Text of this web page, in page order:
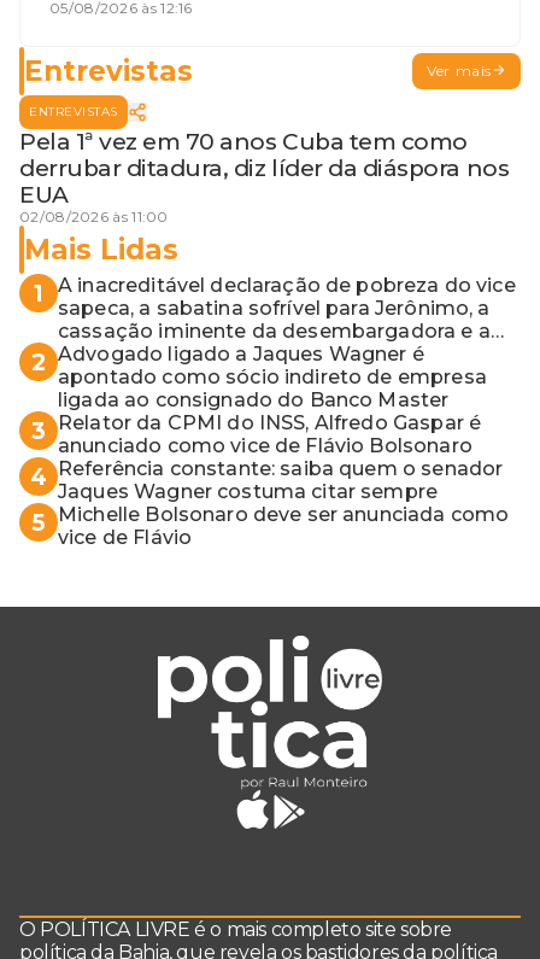
desembargadora e a vaga do Quinto
05/08/2026 às 12:16
Entrevistas Ver mais
ENTREVISTAS
Pela 1ª vez em 70 anos Cuba tem como
derrubar ditadura, diz líder da diáspora nos
EUA
02/08/2026 às 11:00
Mais Lidas
1
A inacreditável declaração de pobreza do vice
sapeca, a sabatina sofrível para Jerônimo, a
cassação iminente da desembargadora e a
vaga do Quinto para o MP baiano
2 Advogado ligado a Jaques Wagner é
apontado como sócio indireto de empresa
ligada ao consignado do Banco Master
3
Relator da CPMI do INSS, Alfredo Gaspar é
anunciado como vice de Flávio Bolsonaro
4
Referência constante: saiba quem o senador
Jaques Wagner costuma citar sempre
5
Michelle Bolsonaro deve ser anunciada como
vice de Flávio
O POLÍTICA LIVRE é o mais completo site sobre
política da Bahia, que revela os bastidores da política